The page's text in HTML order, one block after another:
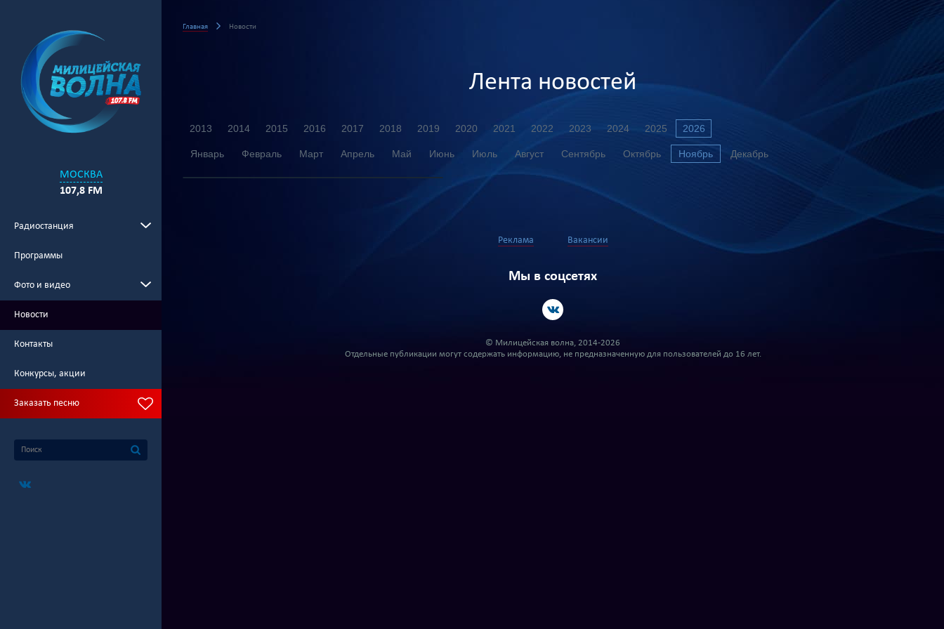
МОСКВА
107,8 FM
Радиостанция
Программы
Фото и видео
Новости
Контакты
Конкурсы, акции
Заказать песню
Главная Новости
Лента новостей
2013 2014 2015 2016 2017 2018 2019 2020 2021 2022 2023 2024 2025 2026
Январь Февраль Март Апрель Май Июнь Июль Август Сентябрь Октябрь Ноябрь Декабрь
Реклама Вакансии
Мы в соцсетях
© Милицейская волна, 2014-2026
Отдельные публикации могут содержать информацию, не предназначенную для пользователей до 16 лет.